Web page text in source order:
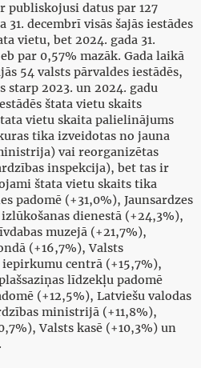
publiskojusi datus par 127
31. decembrī visās šajās iestādes
vietu, bet 2024. gada 31.
par 0,57% mazāk. Gada laikā
54 valsts pārvaldes iestādēs,
starp 2023. un 2024. gadu
štata vietu skaits
vietu skaita palielinājums
tika izveidotas no jauna
vai reorganizētas
inspekcija), bet tas ir
štata vietu skaits tika
padomē (+31,0%), Jaunsardzes
dienestā (+24,3%),
muzejā (+21,7%),
(+16,7%), Valsts
centrā (+15,7%),
līdzekļu padomē
(+12,5%), Latviešu valodas
ministrijā (+11,8%),
Valsts kasē (+10,3%) un